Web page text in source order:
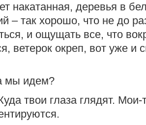
накатанная, деревья в
– так хорошо, что не до
и ощущать все, что
ветерок окреп, вот уже и
мы идем?
твои глаза глядят. Мои-